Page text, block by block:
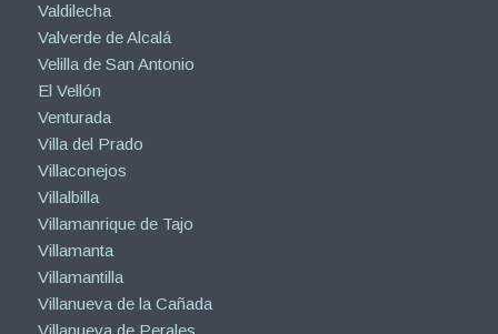
Valdilecha
Valverde de Alcalá
Velilla de San Antonio
El Vellón
Venturada
Villa del Prado
Villaconejos
Villalbilla
Villamanrique de Tajo
Villamanta
Villamantilla
Villanueva de la Cañada